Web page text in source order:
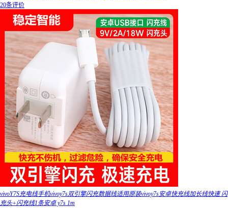
20条评价
vivoY7S充电线手机vivoy7s双引擎闪充数据线适用原装vivoy7s安卓快充线加长线快速 闪
充头+闪充线1条安卓 y7s 1m